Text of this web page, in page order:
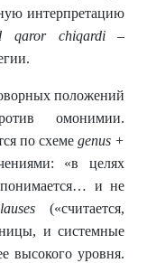
интерпретацию
qaror chiqardi–
положений
омонимии.
по схемеgenus +
«в целях
понимается… и не
(«считается,
и системные
высокого уровня.